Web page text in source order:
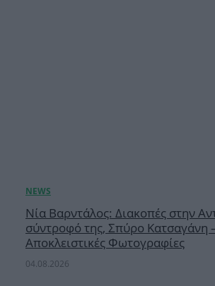
Νία Βαρντάλος: Διακοπές στην
σύντροφό της, Σπύρο Κατσαγάνη
Αποκλειστικές Φωτογραφίες
04.08.2026